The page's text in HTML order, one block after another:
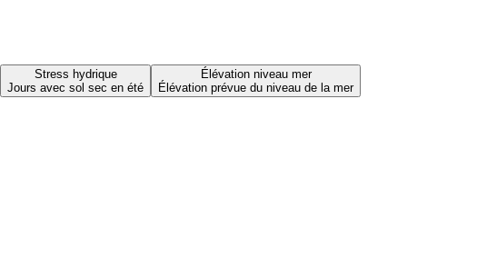
Stress hydrique
Jours avec sol sec en été
Élévation niveau mer
Élévation prévue du niveau de la mer